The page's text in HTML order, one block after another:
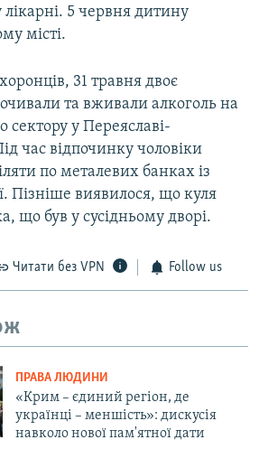
5 червня дитину
місті.
31 травня двоє
та вживали алкоголь на
сектору у Переяславі-
час відпочинку чоловіки
по металевих банках із
Пізніше виявилося, що куля
що був у сусідньому дворі.
Читати без VPN Follow us
ПРАВА ЛЮДИНИ
«Крим – єдиний регіон, де
українці – меншість»: дискусія
навколо нової пам'ятної дати